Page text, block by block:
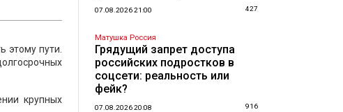
этому пути.
крупных
07.08.2026 21:00 427
Матушка Россия
Грядущий запрет доступа
российских подростков в
соцсети: реальность или
фейк?
07.08.2026 20:08 916